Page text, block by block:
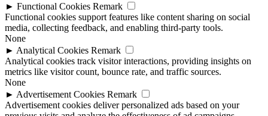
► Functional Cookies Remark
Functional cookies support features like content sharing on social
media, collecting feedback, and enabling third-party tools.
None
► Analytical Cookies Remark
Analytical cookies track visitor interactions, providing insights on
metrics like visitor count, bounce rate, and traffic sources.
None
► Advertisement Cookies Remark
Advertisement cookies deliver personalized ads based on your